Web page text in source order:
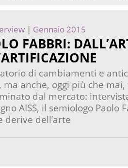
| Gennaio 2015
FABBRI:
di cambiamenti e
anche, oggi più che
dal mercato:
AISS, il semiologo
derive dell’arte